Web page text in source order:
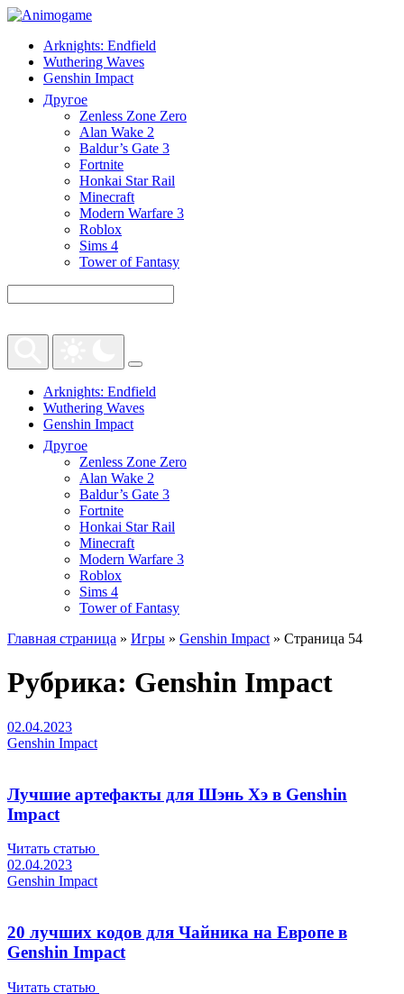
Arknights: Endfield
Wuthering Waves
Genshin Impact
Другое
Zenless Zone Zero
Alan Wake 2
Baldur’s Gate 3
Fortnite
Honkai Star Rail
Minecraft
Modern Warfare 3
Roblox
Sims 4
Tower of Fantasy
Arknights: Endfield
Wuthering Waves
Genshin Impact
Другое
Zenless Zone Zero
Alan Wake 2
Baldur’s Gate 3
Fortnite
Honkai Star Rail
Minecraft
Modern Warfare 3
Roblox
Sims 4
Tower of Fantasy
Главная страница » Игры » Genshin Impact » Страница 54
Рубрика: Genshin Impact
02.04.2023
Genshin Impact
Лучшие артефакты для Шэнь Хэ в Genshin
Impact
Читать статью
02.04.2023
Genshin Impact
20 лучших кодов для Чайника на Европе в
Genshin Impact
Читать статью